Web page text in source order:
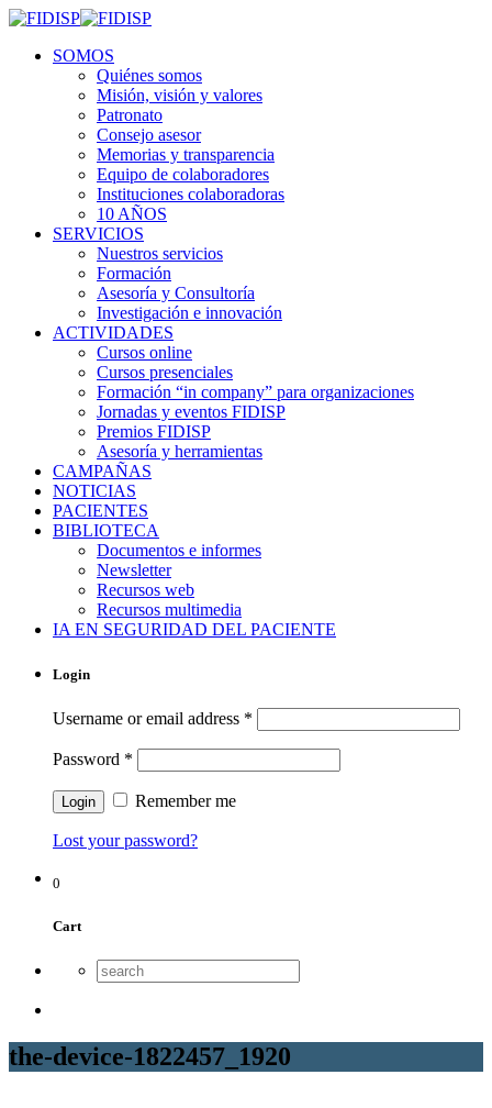
SOMOS
Quiénes somos
Misión, visión y valores
Patronato
Consejo asesor
Memorias y transparencia
Equipo de colaboradores
Instituciones colaboradoras
10 AÑOS
SERVICIOS
Nuestros servicios
Formación
Asesoría y Consultoría
Investigación e innovación
ACTIVIDADES
Cursos online
Cursos presenciales
Formación “in company” para organizaciones
Jornadas y eventos FIDISP
Premios FIDISP
Asesoría y herramientas
CAMPAÑAS
NOTICIAS
PACIENTES
BIBLIOTECA
Documentos e informes
Newsletter
Recursos web
Recursos multimedia
IA EN SEGURIDAD DEL PACIENTE
Login
Username or email address *
Password *
Remember me
Lost your password?
0
Cart
the-device-1822457_1920